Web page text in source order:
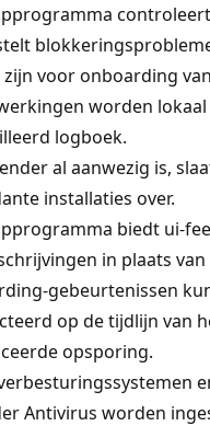
zijn voor onboarding
worden
logboek.
al aanwezig is,
installaties over.
biedt ui-
in plaats
gebeurtenissen
op de tijdlijn van
opsporing.
Antivirus worden